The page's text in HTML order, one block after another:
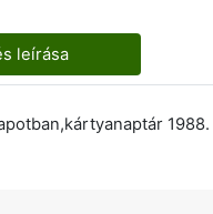
leírása
1988.